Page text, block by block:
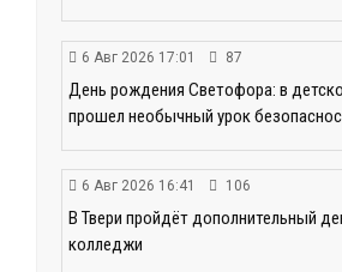
6 Авг 2026 17:01 87
День рождения Светофора: в
прошел необычный урок
6 Авг 2026 16:41 106
В Твери пройдёт дополнительный
колледжи